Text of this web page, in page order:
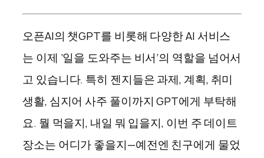
오픈AI의 챗GPT를 비롯해 다양한 AI 서비스
는 이제 ‘일을 도와주는 비서’의 역할을 넘어서
고 있습니다. 특히 젠지들은 과제, 계획, 취미
생활, 심지어 사주 풀이까지 GPT에게 부탁해
요. 뭘 먹을지, 내일 뭐 입을지, 이번 주 데이트
장소는 어디가 좋을지—예전엔 친구에게 물었